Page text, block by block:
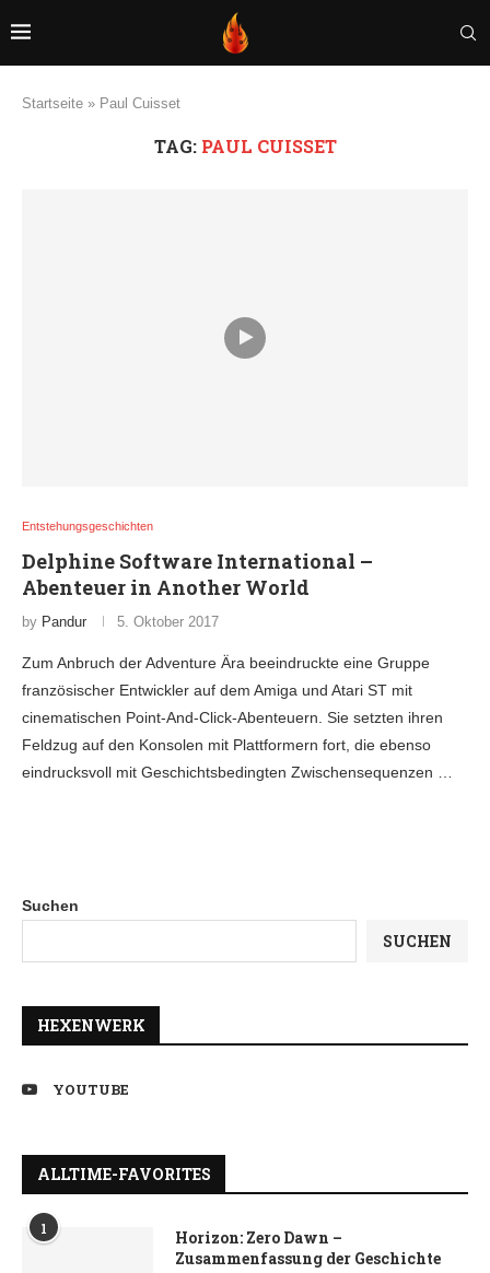
Startseite » Paul Cuisset
TAG: PAUL CUISSET
Entstehungsgeschichten
Delphine Software International –
Abenteuer in Another World
by Pandur 5. Oktober 2017
Zum Anbruch der Adventure Ära beeindruckte eine Gruppe
französischer Entwickler auf dem Amiga und Atari ST mit
cinematischen Point-And-Click-Abenteuern. Sie setzten ihren
Feldzug auf den Konsolen mit Plattformern fort, die ebenso
eindrucksvoll mit Geschichtsbedingten Zwischensequenzen …
Suchen
SUCHEN
HEXENWERK
YOUTUBE
ALLTIME-FAVORITES
1
Horizon: Zero Dawn –
Zusammenfassung der Geschichte